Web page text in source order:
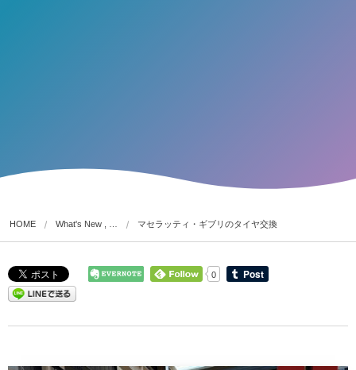
HOME What's New , … マセラッティ・ギブリのタイヤ交換
0